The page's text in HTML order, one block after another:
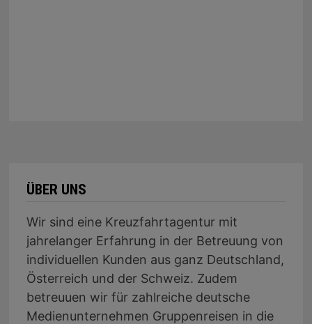
ÜBER UNS
Wir sind eine Kreuzfahrtagentur mit
jahrelanger Erfahrung in der Betreuung von
individuellen Kunden aus ganz Deutschland,
Österreich und der Schweiz. Zudem
betreuuen wir für zahlreiche deutsche
Medienunternehmen Gruppenreisen in die